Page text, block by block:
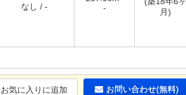
なし / -
-
月)
お気に入りに追加 お問い合わせ(無料)